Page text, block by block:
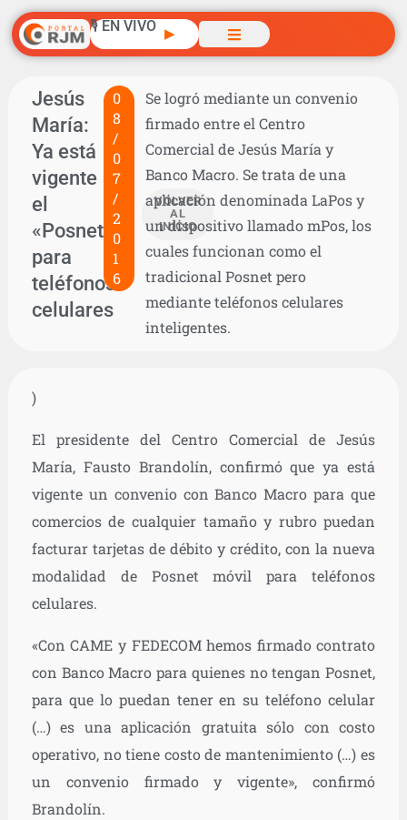
🎙️ EN VIVO ▶
Jesús
María:
Ya está
vigente
el
«Posnet»
para
teléfonos
celulares
0
8
/
0
7
/
2
0
1
6
VOLVER
AL
INICIO
Se logró mediante un convenio
firmado entre el Centro
Comercial de Jesús María y
Banco Macro. Se trata de una
aplicación denominada LaPos y
un dispositivo llamado mPos, los
cuales funcionan como el
tradicional Posnet pero
mediante teléfonos celulares
inteligentes.
)
El presidente del Centro Comercial de Jesús
María, Fausto Brandolín, confirmó que ya está
vigente un convenio con Banco Macro para que
comercios de cualquier tamaño y rubro puedan
facturar tarjetas de débito y crédito, con la nueva
modalidad de Posnet móvil para teléfonos
celulares.
«Con CAME y FEDECOM hemos firmado contrato
con Banco Macro para quienes no tengan Posnet,
para que lo puedan tener en su teléfono celular
(…) es una aplicación gratuita sólo con costo
operativo, no tiene costo de mantenimiento (…) es
un convenio firmado y vigente», confirmó
Brandolín.